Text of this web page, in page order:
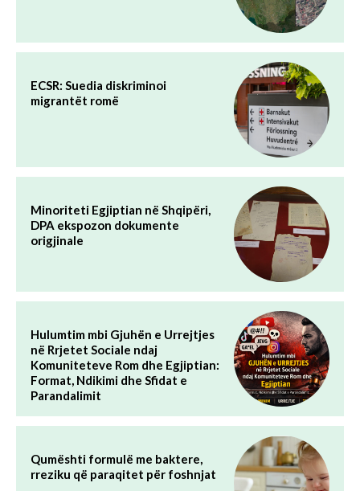
ECSR: Suedia diskriminoi
migrantët romë
Minoriteti Egjiptian në Shqipëri,
DPA ekspozon dokumente
origjinale
Hulumtim mbi Gjuhën e Urrejtjes
në Rrjetet Sociale ndaj
Komuniteteve Rom dhe Egjiptian:
Format, Ndikimi dhe Sfidat e
Parandalimit
Qumështi formulë me baktere,
rreziku që paraqitet për foshnjat